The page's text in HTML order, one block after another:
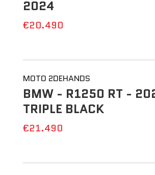
2024
€20.490
MOTO 2DEHANDS
BMW - R1250 RT -
TRIPLE BLACK
€21.490